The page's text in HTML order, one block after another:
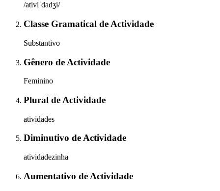
/ativiˈdadʒi/
Classe Gramatical de Actividade
Substantivo
Gênero de Actividade
Feminino
Plural de Actividade
atividades
Diminutivo deActividade
atividadezinha
Aumentativo de Actividade